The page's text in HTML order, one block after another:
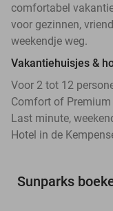
comfortabel
voor gezinnen,
weekendje weg.
Vakantiehuisjes &
Voor 2 tot 12
Comfort of Premium
Last minute,
Hotel in de
Sunparks